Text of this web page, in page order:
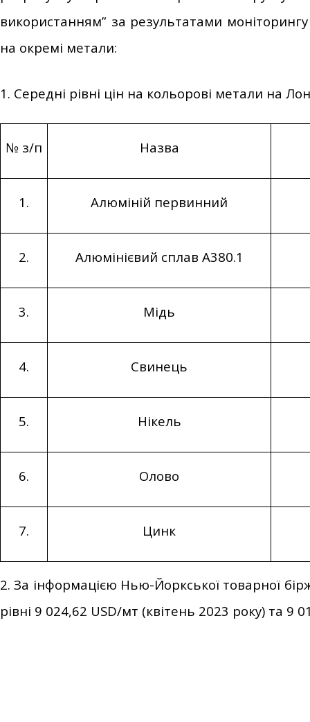
використанням” за результатами
на окремі метали:
1. Середні рівні цін на кольорові метали на
№ з/п Назва
1. Алюміній первинний
2. Алюмінієвий сплав А380.1
3. Мідь
4. Свинець
5. Нікель
6. Олово
7. Цинк
2. За інформацією Нью-Йоркської товарної
рівні 9 024,62 USD/мт (квітень 2023 року) та 9